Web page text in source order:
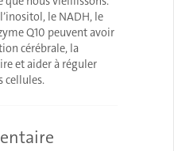
le NADH, le
Q10 peuvent avoir
cérébrale, la
et aider à réguler
cellules.